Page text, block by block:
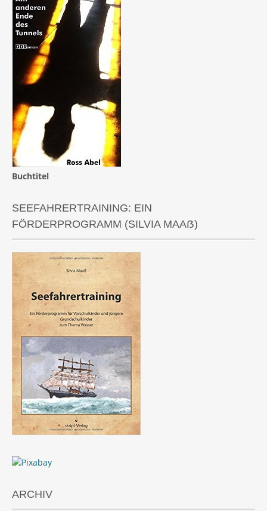
Buchtitel
SEEFAHRERTRAINING: EIN
FÖRDERPROGRAMM (SILVIA MAAẞ)
ARCHIV